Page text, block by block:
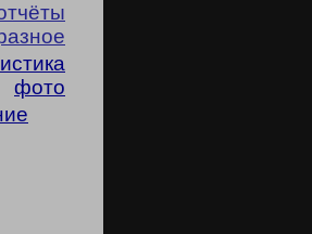
фото